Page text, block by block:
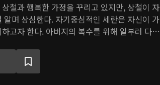
철과 행복한 가정을 꾸리고 있지만, 상철이 자
며 상심한다. 자기중심적인 세란은 자신이 가
고자 한다. 아버지의 복수를 위해 일부러 다정
에서 비롯된 복수는 또 다른 복수로 이어진
된 두 여자. 서로에게 칼날을 세운 복수의 상